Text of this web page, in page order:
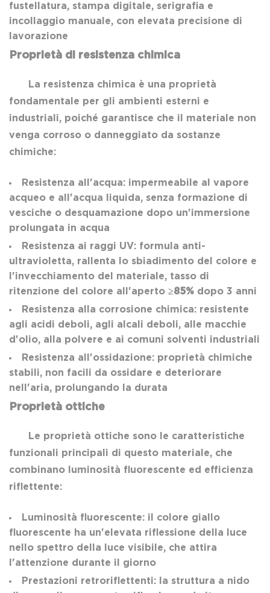
fustellatura, stampa digitale, serigrafia e
incollaggio manuale, con elevata precisione di
lavorazione
Proprietà di resistenza chimica
La resistenza chimica è una proprietà
fondamentale per gli ambienti esterni e
industriali, poiché garantisce che il materiale non
venga corroso o danneggiato da sostanze
chimiche:
Resistenza all'acqua: impermeabile al vapore
acqueo e all'acqua liquida, senza formazione di
vesciche o desquamazione dopo un'immersione
prolungata in acqua
Resistenza ai raggi UV: formula anti-
ultravioletta, rallenta lo sbiadimento del colore e
l'invecchiamento del materiale, tasso di
ritenzione del colore all'aperto ≥85% dopo 3 anni
Resistenza alla corrosione chimica: resistente
agli acidi deboli, agli alcali deboli, alle macchie
d'olio, alla polvere e ai comuni solventi industriali
Resistenza all'ossidazione: proprietà chimiche
stabili, non facili da ossidare e deteriorare
nell'aria, prolungando la durata
Proprietà ottiche
Le proprietà ottiche sono le caratteristiche
funzionali principali di questo materiale, che
combinano luminosità fluorescente ed efficienza
riflettente:
Luminosità fluorescente: il colore giallo
fluorescente ha un'elevata riflessione della luce
nello spettro della luce visibile, che attira
l'attenzione durante il giorno
Prestazioni retroriflettenti: la struttura a nido